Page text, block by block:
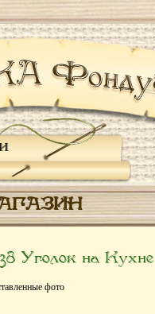
Уголок на Кухне
фото